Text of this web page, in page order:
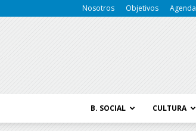
Nosotros Objetivos Agenda
B. SOCIAL CULTURA